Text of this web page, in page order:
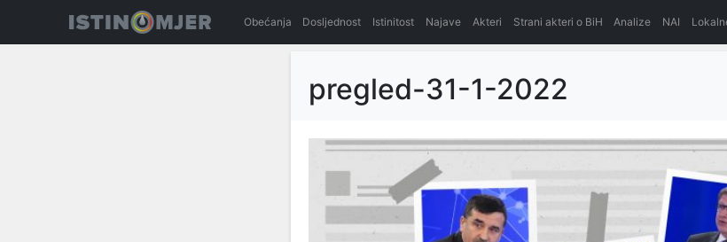
Obećanja Dosljednost Istinitost Najave Akteri Strani akteri o BiH Analize NAI
pregled-31-1-2022